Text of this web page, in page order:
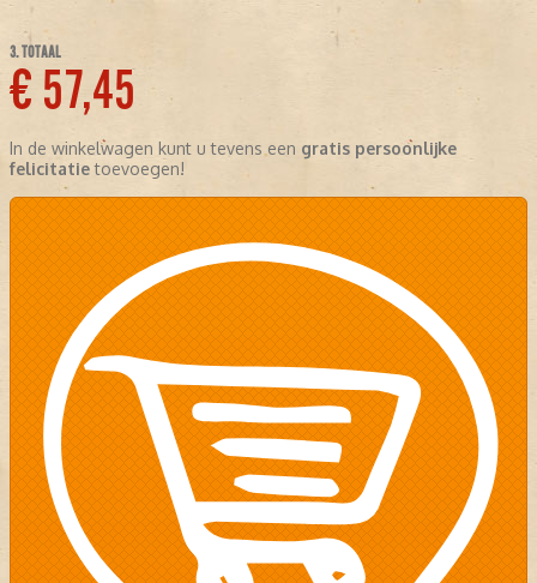
3. TOTAAL
€ 57,45
In de winkelwagen kunt u tevens een gratis persoonlijke
felicitatietoevoegen!